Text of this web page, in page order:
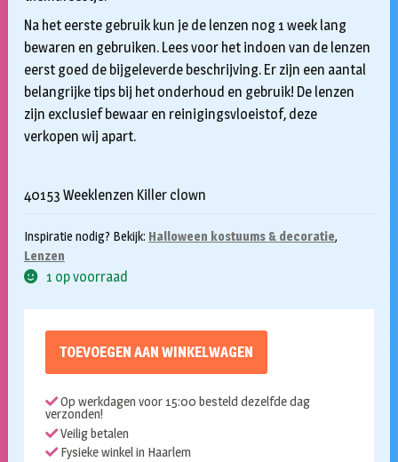
Na het eerste gebruik kun je de lenzen nog 1 week lang
bewaren en gebruiken. Lees voor het indoen van de lenzen
eerst goed de bijgeleverde beschrijving. Er zijn een aantal
belangrijke tips bij het onderhoud en gebruik! De lenzen
zijn exclusief bewaar en reinigingsvloeistof, deze
verkopen wij apart.
40153 Weeklenzen Killer clown
Inspiratie nodig? Bekijk: Halloween kostuums & decoratie,
Lenzen
1 op voorraad
TOEVOEGEN AAN WINKELWAGEN
Op werkdagen voor 15:00 besteld dezelfde dag
verzonden!
Veilig betalen
Fysieke winkel in Haarlem